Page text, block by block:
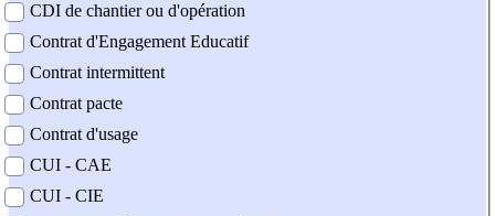
CDI de chantier ou d'opération
Contrat d'Engagement Educatif
Contrat intermittent
Contrat pacte
Contrat d'usage
CUI - CAE
CUI - CIE